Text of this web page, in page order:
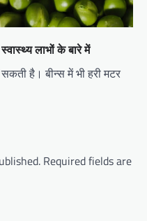
लाभों के बारे में
है। बीन्स में भी हरी मटर
Required fields are